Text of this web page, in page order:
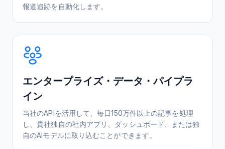
報道追跡を自動化します。
エンタープライズ・データ・パイプラ
イン
当社のAPIを活用して、毎日150万件以上の記事を処理
し、貴社独自の社内アプリ、ダッシュボード、または独
自のAIモデルに取り込むことができます。